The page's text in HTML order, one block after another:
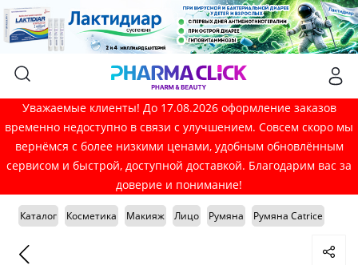
Уважаемые клиенты! До 17.08.2026 оформление заказов
временно недоступно в связи с улучшением. Совсем скоро мы
вернёмся с более низкими ценами, удобным обновлённым
сервисом и быстрой, доступной доставкой. Благодарим вас за
доверие и понимание!
Каталог Косметика Макияж Лицо Румяна Румяна Catrice